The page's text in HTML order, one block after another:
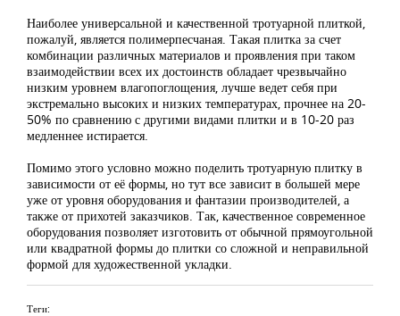
Наиболее универсальной и качественной тротуарной плиткой,
пожалуй, является полимерпесчаная. Такая плитка за счет
комбинации различных материалов и проявления при таком
взаимодействии всех их достоинств обладает чрезвычайно
низким уровнем влагопоглощения, лучше ведет себя при
экстремально высоких и низких температурах, прочнее на 20-
50% по сравнению с другими видами плитки и в 10-20 раз
медленнее истирается.
Помимо этого условно можно поделить тротуарную плитку в
зависимости от её формы, но тут все зависит в большей мере
уже от уровня оборудования и фантазии производителей, а
также от прихотей заказчиков. Так, качественное современное
оборудования позволяет изготовить от обычной прямоугольной
или квадратной формы до плитки со сложной и неправильной
формой для художественной укладки.
Теги: